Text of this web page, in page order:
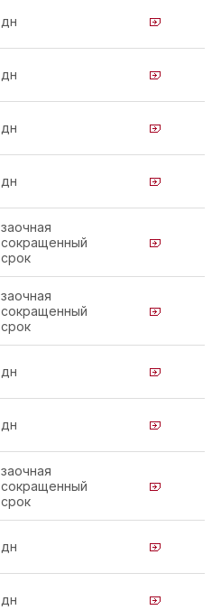
дн
дн
дн
дн
заочная
сокращенный
срок
заочная
сокращенный
срок
дн
дн
заочная
сокращенный
срок
дн
дн